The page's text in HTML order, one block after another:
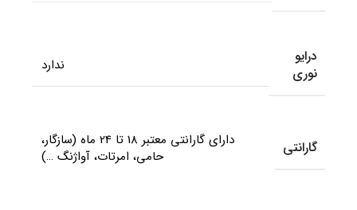
درایو
نوری
ندارد
گارانتی
دارای گارانتی معتبر 18 تا 24 ماه (سازگار،
حامی، امرتات، آواژنگ …)